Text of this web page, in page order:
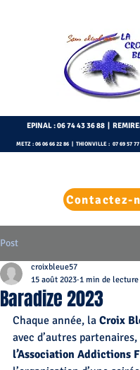
Contactez-
EPINAL :06 74 43 36 88 |
METZ : 06 06 66 22 86| THIONVILLE : 07 69 57 77
Post
Baradize 2023
croixbleue57
15 août 2023 1 min de lecture
Chaque année, la Croix
avec d’autres
l’Association Addictions